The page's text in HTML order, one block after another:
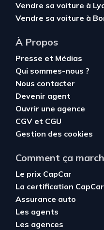
Vendre sa voiture à
Vendre sa voiture à
À Propos
Presse et Médias
Qui sommes-nous ?
Nous contacter
Devenir agent
Ouvrir une agence
CGV et CGU
Gestion des cookies
Comment ça
Le prix CapCar
La certification CapCar
Assurance auto
Les agents
Les agences